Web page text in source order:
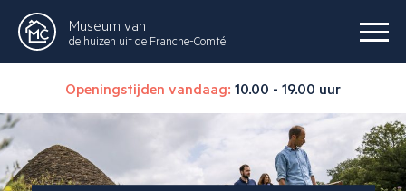
Museum van
de huizen uit de Franche-Comté
Openingstijden vandaag: 10.00 - 19.00 uur